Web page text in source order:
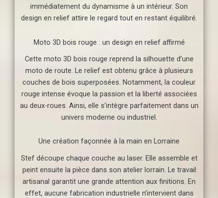
immédiatement du dynamisme à un intérieur. Son
design en relief attire le regard tout en restant équilibré.
Moto 3D bois rouge : un design en relief affirmé
Cette moto 3D bois rouge reprend la silhouette d’une
moto de route. Le relief est obtenu grâce à plusieurs
couches de bois superposées. Notamment, la couleur
rouge intense évoque la passion et la liberté associées
au deux-roues. Ainsi, elle s’intègre parfaitement dans un
univers moderne ou industriel.
Une création façonnée à la main en Lorraine
Stef découpe chaque couche au laser. Elle assemble et
peint ensuite la pièce dans son atelier lorrain. Le travail
artisanal garantit une grande attention aux finitions. En
effet, aucune fabrication industrielle n’intervient dans